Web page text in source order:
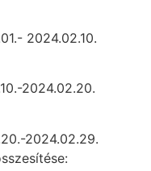
2024.02.10.
2024.02.20.
2024.02.29.